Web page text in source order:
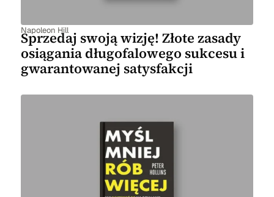
Napoleon Hill
Sprzedaj swoją wizję! Złote zasady
osiągania długofalowego sukcesu i
gwarantowanej satysfakcji